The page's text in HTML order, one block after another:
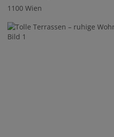
1100 Wien